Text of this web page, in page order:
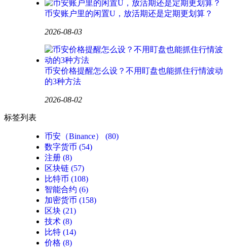
币安账户里的闲置U，放活期还是定期更划算？
2026-08-03
币安价格提醒怎么设？不用盯盘也能抓住行情波动
的3种方法
2026-08-02
标签列表
币安（Binance）
(80)
数字货币 (54)
注册 (8)
区块链 (57)
比特币 (108)
智能合约 (6)
加密货币 (158)
区块 (21)
技术 (8)
比特 (14)
价格 (8)